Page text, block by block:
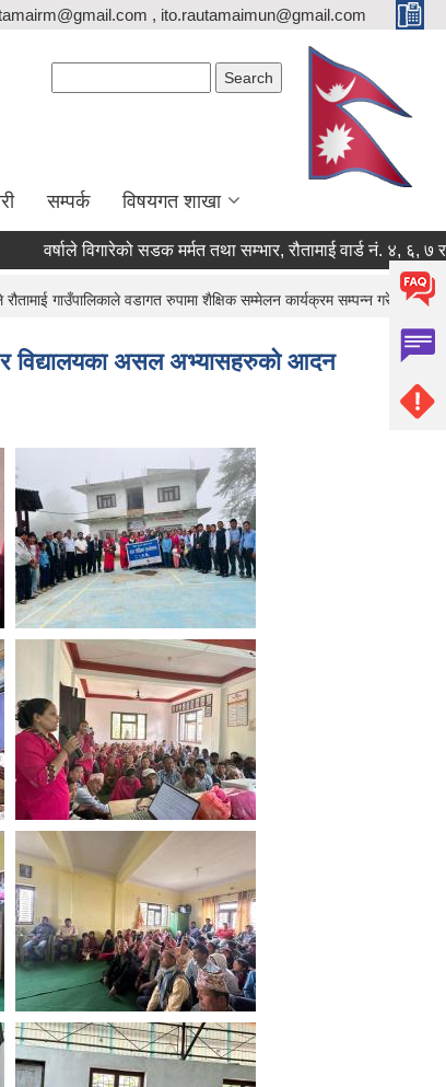
, ito.rautamaimun@gmail.com
सम्पर्क विषयगत शाखा
विगारेको सडक मर्मत तथा सम्भार, रौतामाई वार्ड नं. ४, ६, ७ र ८
गाउँपालिकाले वडागत रुपामा शैक्षिक सम्मेलन कार्यक्रम सम्पन्न गरेको छ ।
र विद्यालयका असल अभ्यासहरुको आदन